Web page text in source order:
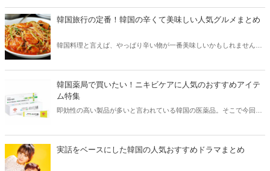
韓国旅行の定番！韓国の辛くて美味しい人気グルメまとめ
韓国料理と言えば、やっぱり辛い物が一番美味しいかもしれません。
方も必見です。
韓国薬局で買いたい！ニキビケアに人気のおすすめアイテ
ム特集
即効性の高い製品が多いと言われている韓国の医薬品。そこで今回は
う。
実話をベースにした韓国の人気おすすめドラマまとめ